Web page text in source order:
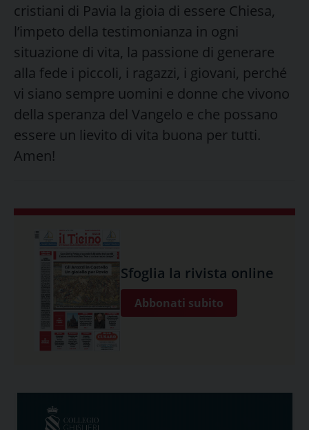
cristiani di Pavia la gioia di essere Chiesa,
l’impeto della testimonianza in ogni
situazione di vita, la passione di generare
alla fede i piccoli, i ragazzi, i giovani, perché
vi siano sempre uomini e donne che vivono
della speranza del Vangelo e che possano
essere un lievito di vita buona per tutti.
Amen!
Sfoglia la rivista online
Abbonati subito